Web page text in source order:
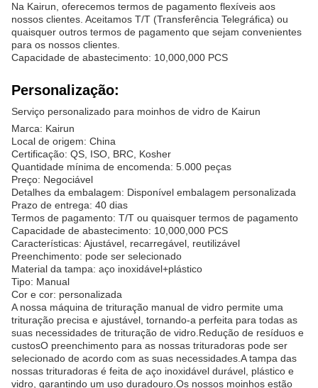
Na Kairun, oferecemos termos de pagamento flexíveis aos
nossos clientes. Aceitamos T/T (Transferência Telegráfica) ou
quaisquer outros termos de pagamento que sejam convenientes
para os nossos clientes.
Capacidade de abastecimento: 10,000,000 PCS
Personalização:
Serviço personalizado para moinhos de vidro de Kairun
Marca: Kairun
Local de origem: China
Certificação: QS, ISO, BRC, Kosher
Quantidade mínima de encomenda: 5.000 peças
Preço: Negociável
Detalhes da embalagem: Disponível embalagem personalizada
Prazo de entrega: 40 dias
Termos de pagamento: T/T ou quaisquer termos de pagamento
Capacidade de abastecimento: 10,000,000 PCS
Características: Ajustável, recarregável, reutilizável
Preenchimento: pode ser selecionado
Material da tampa: aço inoxidável+plástico
Tipo: Manual
Cor e cor: personalizada
A nossa máquina de trituração manual de vidro permite uma
trituração precisa e ajustável, tornando-a perfeita para todas as
suas necessidades de trituração de vidro.Redução de resíduos e
custosO preenchimento para as nossas trituradoras pode ser
selecionado de acordo com as suas necessidades.A tampa das
nossas trituradoras é feita de aço inoxidável durável, plástico e
vidro, garantindo um uso duradouro.Os nossos moinhos estão